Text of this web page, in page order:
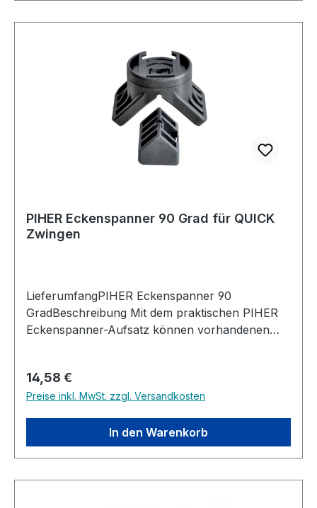
PIHER Eckenspanner 90 Grad für QUICK
Zwingen
LieferumfangPIHER Eckenspanner 90
GradBeschreibung Mit dem praktischen PIHER
Eckenspanner-Aufsatz können vorhandenen
verwendet werden. Der nachrüstbare Aufsatz
wird einfach anstelle der vorhandenen
Schutzkappen auf die Zwinge aufgesteckt und
ermöglicht das schnelle, sichere und exakte
Ausrichten von Werkstücken.Ideal für
und Verleimarbeiten sorgt der Eckenspanner für
Regulärer Preis:
14,58 €
Preise inkl. MwSt. zzgl. Versandkosten
In den Warenkorb